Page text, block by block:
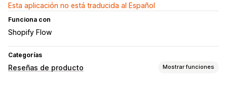
Esta aplicación no está traducida al Español
Funciona con
Shopify Flow
Categorías
Reseñas de producto Mostrar funciones